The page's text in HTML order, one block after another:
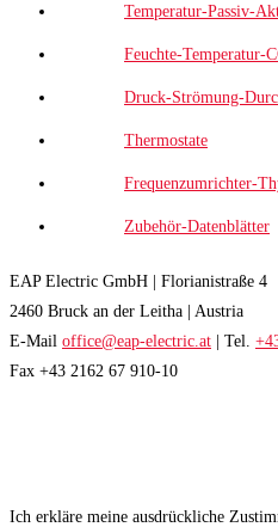
Temperatur-Passiv-
Feuchte-Temperatur-
Druck-Strömung-
Thermostate
Frequenzumrichter-
Zubehör-Datenblätter
EAP Electric GmbH | Florianistraße 4
2460 Bruck an der Leitha | Austria
E-Mail office@eap-electric.at | Tel.
Fax +43 2162 67 910-10
Ich erkläre meine ausdrückliche